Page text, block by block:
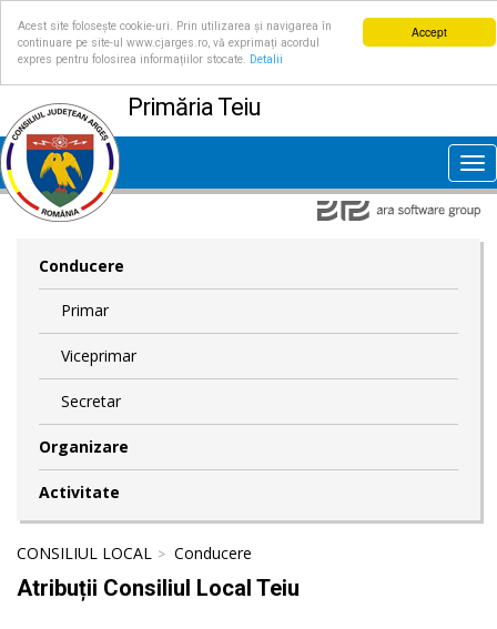
Accept
Acest site folosește cookie-uri. Prin utilizarea și navigarea în
continuare pe site-ul www.cjarges.ro, vă exprimați acordul
expres pentru folosirea informațiilor stocate.
Detalii
Primăria Teiu
Conducere
Primar
Viceprimar
Secretar
Organizare
Activitate
CONSILIUL LOCAL Conducere
Atribuții Consiliul Local Teiu